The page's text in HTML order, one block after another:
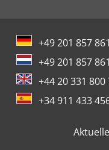
+49 201 857
+49 201 857
+44 20 331 800
+34 911 433